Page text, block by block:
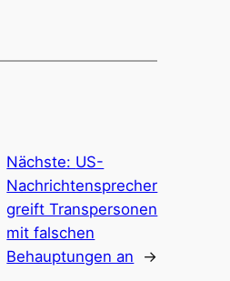
Nächste: US-
Nachrichtensprecher
greift Transpersonen
mit falschen
Behauptungen an
→